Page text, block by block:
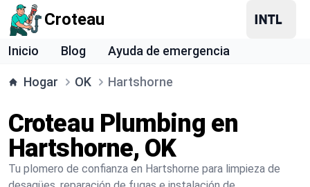
Croteau
Inicio Blog Ayuda de emergencia
Hogar OK Hartshorne
Croteau Plumbing en
Hartshorne, OK
Tu plomero de confianza en Hartshorne para limpieza de